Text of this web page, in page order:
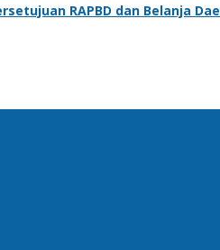
RAPBD dan Belanja